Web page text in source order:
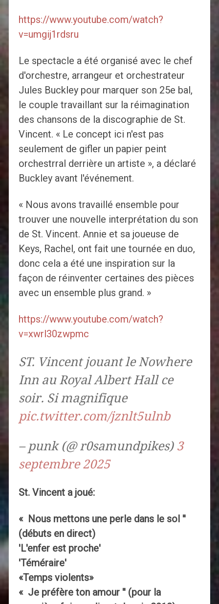
https://www.youtube.com/watch?
v=umgij1rdsru
Le spectacle a été organisé avec le chef
d'orchestre, arrangeur et orchestrateur
Jules Buckley pour marquer son 25e bal,
le couple travaillant sur la réimagination
des chansons de la discographie de St.
Vincent. « Le concept ici n'est pas
seulement de gifler un papier peint
orchestrral derrière un artiste », a déclaré
Buckley avant l'événement.
« Nous avons travaillé ensemble pour
trouver une nouvelle interprétation du son
de St. Vincent. Annie et sa joueuse de
Keys, Rachel, ont fait une tournée en duo,
donc cela a été une inspiration sur la
façon de réinventer certaines des pièces
avec un ensemble plus grand. »
https://www.youtube.com/watch?
v=xwrl30zwpmc
ST. Vincent jouant le Nowhere
Inn au Royal Albert Hall ce
soir. Si magnifique
pic.twitter.com/jznlt5ulnb
– punk (@ r0samundpikes) 3
septembre 2025
St. Vincent a joué:
« Nous mettons une perle dans le sol ''
(débuts en direct)
'L'enfer est proche'
'Téméraire'
«Temps violents»
« Je préfère ton amour '' (pour la